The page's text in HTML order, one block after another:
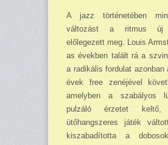
A jazz történetében
változást a ritmus új
előlegezett meg. Louis
as években talált rá a
a radikális fordulat azonban
évek free zenéjével
amelyben a szabályos
pulzáló érzetet keltő,
ütőhangszeres játék
kiszabadította a